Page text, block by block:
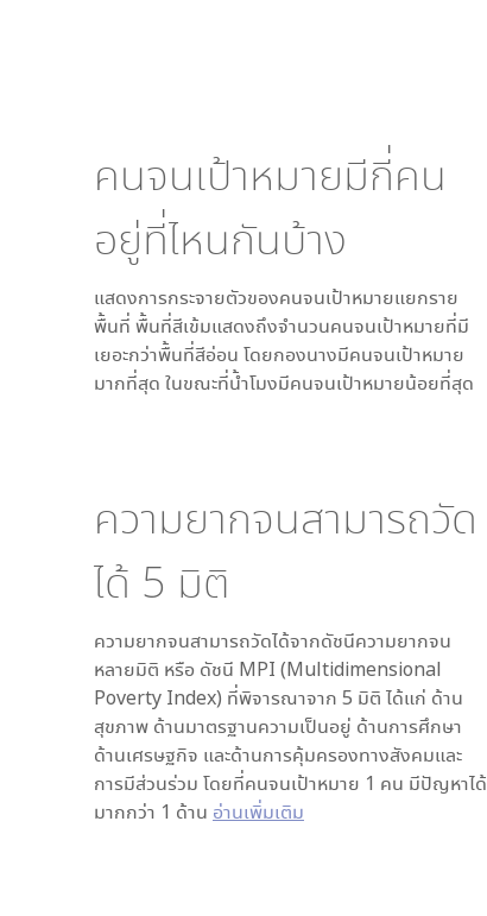
คนจนเป้าหมายมีกี่คน
อยู่ที่ไหนกันบ้าง
แสดงการกระจายตัวของคนจนเป้าหมายแยกราย
พื้นที่ พื้นที่สีเข้มแสดงถึงจำนวนคนจนเป้าหมายที่มี
เยอะกว่าพื้นที่สีอ่อน โดยกองนางมีคนจนเป้าหมาย
มากที่สุด ในขณะที่น้ำโมงมีคนจนเป้าหมายน้อยที่สุด
ความยากจนสามารถวัด
ได้ 5 มิติ
ความยากจนสามารถวัดได้จากดัชนีความยากจน
หลายมิติ หรือ ดัชนี MPI (Multidimensional
Poverty Index) ที่พิจารณาจาก 5 มิติ ได้แก่ ด้าน
สุขภาพ ด้านมาตรฐานความเป็นอยู่ ด้านการศึกษา
ด้านเศรษฐกิจ และด้านการคุ้มครองทางสังคมและ
การมีส่วนร่วม โดยที่คนจนเป้าหมาย 1 คน มีปัญหาได้
มากกว่า 1 ด้าน อ่านเพิ่มเติม